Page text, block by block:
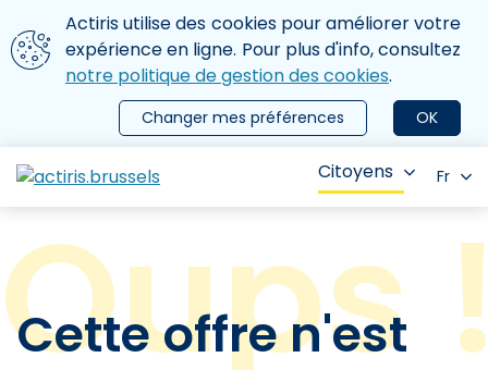
Aller au contenu principal
Nous utilisons des cookies
Actiris utilise des cookies pour améliorer votre
expérience en ligne. Pour plus d'info, consultez
notre politique de gestion des cookies.
OK
Changer mes préférences
le menu
Citoyens Fr
Cette offre n'est